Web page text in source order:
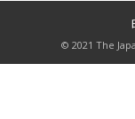
© 2021 The